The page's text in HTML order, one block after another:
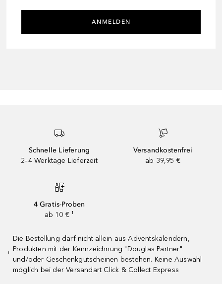
ANMELDEN
Schnelle Lieferung
2–4 Werktage Lieferzeit
Versandkostenfrei
ab 39,95 €
4 Gratis-Proben
ab 10 € ¹
¹
Die Bestellung darf nicht allein aus Adventskalendern,
Produkten mit der Kennzeichnung "Douglas Partner"
und/oder Geschenkgutscheinen bestehen. Keine Auswahl
möglich bei der Versandart Click & Collect Express